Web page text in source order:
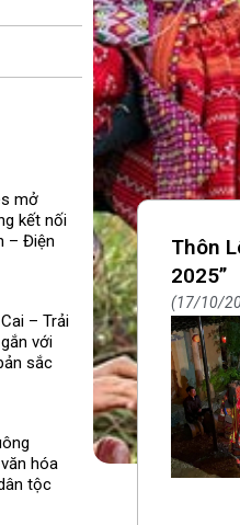
mở
kết nối
– Điện
– Trải
với
sắc
hóa
tộc
Thôn
2025”
17/10/